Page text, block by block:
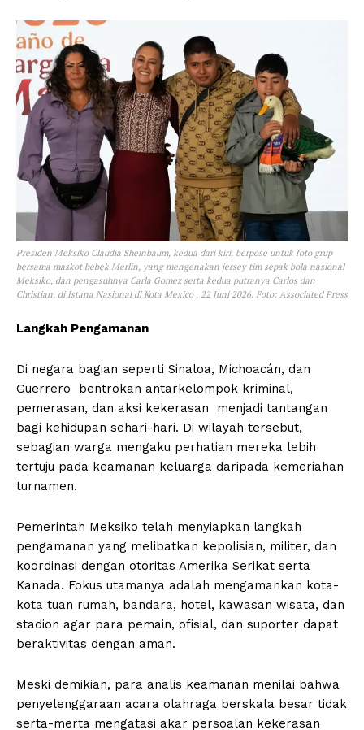
Presiden Meksiko Claudia Sheinbaum, kedua dari kiri, berpose untuk foto grup
bersama maskot bebek Merlin, yang mengenakan jersey tim sepak bola nasional
Meksiko, dan pengasuhnya Carla Gomez serta kedua putranya Carlos dan
Christian, di Istana Nasional di Kota Mexico , 22 Juni 2026. Foto: Associated Press
Langkah Pengamanan
Di negara bagian seperti Sinaloa, Michoacán, dan
Guerrero bentrokan antarkelompok kriminal,
pemerasan, dan aksi kekerasan menjadi tantangan
bagi kehidupan sehari-hari. Di wilayah tersebut,
sebagian warga mengaku perhatian mereka lebih
tertuju pada keamanan keluarga daripada kemeriahan
turnamen.
Pemerintah Meksiko telah menyiapkan langkah
pengamanan yang melibatkan kepolisian, militer, dan
koordinasi dengan otoritas Amerika Serikat serta
Kanada. Fokus utamanya adalah mengamankan kota-
kota tuan rumah, bandara, hotel, kawasan wisata, dan
stadion agar para pemain, ofisial, dan suporter dapat
beraktivitas dengan aman.
Meski demikian, para analis keamanan menilai bahwa
penyelenggaraan acara olahraga berskala besar tidak
serta-merta mengatasi akar persoalan kekerasan